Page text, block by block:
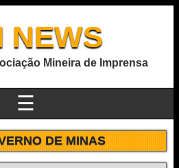
NEWS
Mineira de Imprensa
☰
DE MINAS